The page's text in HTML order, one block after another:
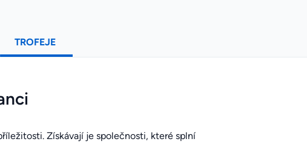
TROFEJE
Získávají je společnosti, které splní